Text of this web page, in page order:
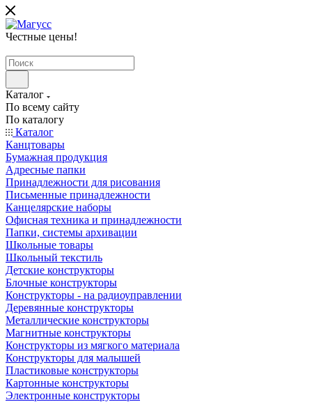
Честные цены!
Каталог
По всему сайту
По каталогу
Каталог
Канцтовары
Бумажная продукция
Адресные папки
Принадлежности для рисования
Письменные принадлежности
Канцелярские наборы
Офисная техника и принадлежности
Папки, системы архивации
Школьные товары
Школьный текстиль
Детские конструкторы
Блочные конструкторы
Конструкторы - на радиоуправлении
Деревянные конструкторы
Металлические конструкторы
Магнитные конструкторы
Конструкторы из мягкого материала
Конструкторы для малышей
Пластиковые конструкторы
Картонные конструкторы
Электронные конструкторы